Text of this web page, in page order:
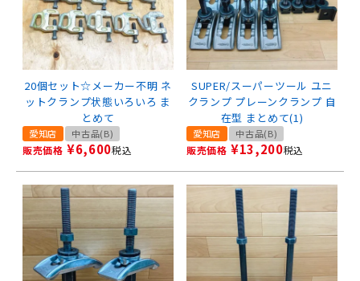
20個セット☆メーカー不明 ネ
ットクランプ状態いろいろ ま
とめて
愛知店 中古品(B)
販売価格 ¥6,600税込
SUPER/スーパーツール ユニ
クランプ プレーンクランプ 自
在型 まとめて(1)
愛知店 中古品(B)
販売価格 ¥13,200税込